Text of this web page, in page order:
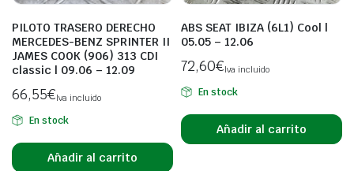
PILOTO TRASERO DERECHO
MERCEDES-BENZ SPRINTER II
JAMES COOK (906) 313 CDI
classic | 09.06 – 12.09
66,55€Iva incluido
En stock
Añadir al carrito
ABS SEAT IBIZA (6L1) Cool |
05.05 – 12.06
72,60€Iva incluido
En stock
Añadir al carrito